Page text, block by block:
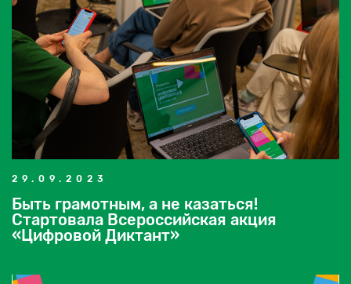
29.09.2023
Быть грамотным, а не казаться!
Стартовала Всероссийская акция
«Цифровой Диктант»